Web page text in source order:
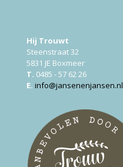
Hij Trouwt
Steenstraat 32
5831 JE Boxmeer
T. 0485 - 57 62 26
E. info@jansenenjansen.nl